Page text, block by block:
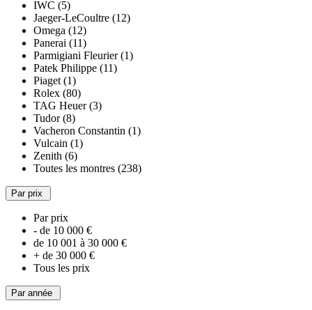
IWC (5)
Jaeger-LeCoultre (12)
Omega (12)
Panerai (11)
Parmigiani Fleurier (1)
Patek Philippe (11)
Piaget (1)
Rolex (80)
TAG Heuer (3)
Tudor (8)
Vacheron Constantin (1)
Vulcain (1)
Zenith (6)
Toutes les montres (238)
Par prix
Par prix
- de 10 000 €
de 10 001 à 30 000 €
+ de 30 000 €
Tous les prix
Par année